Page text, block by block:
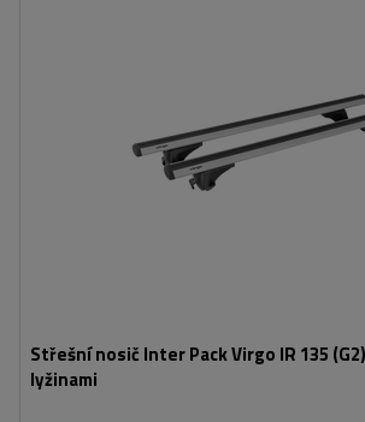
Střešní nosič Inter Pack Virgo IR 135
lyžinami